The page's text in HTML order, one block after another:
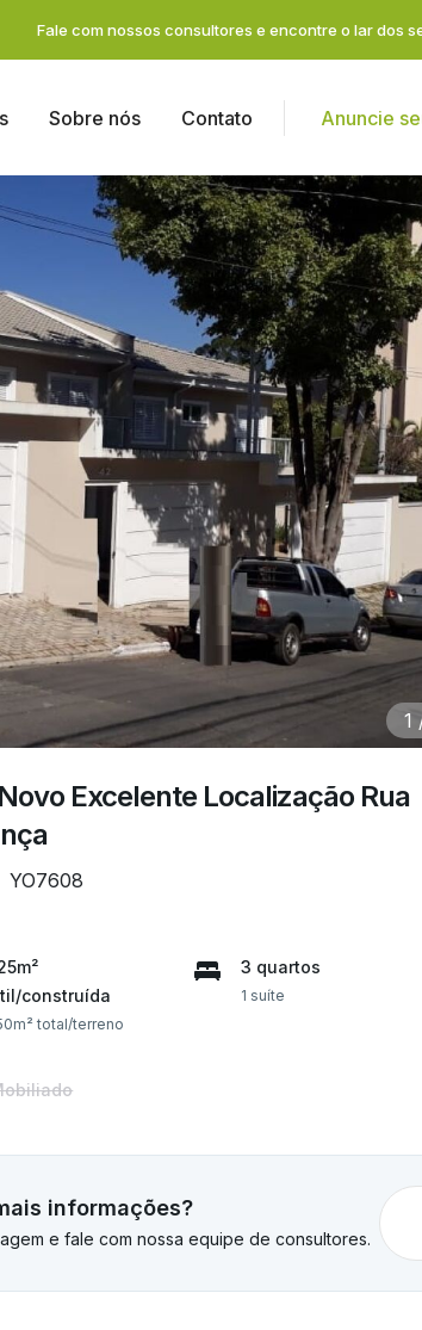
Fale com nossos consultores e encontre o lar dos
Sobre nós Contato Anuncie
1
Excelente Localização Rua
YO7608
construída
total/terreno
3 quartos
1 suíte
informações?
e fale com nossa equipe de consultores.